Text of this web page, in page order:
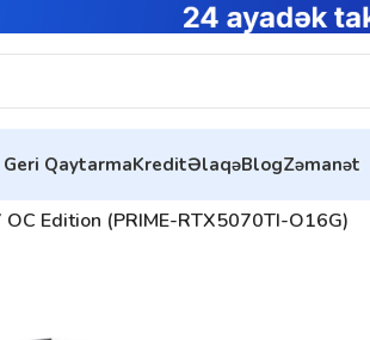
Geri QaytarmaKreditƏlaqəBlogZəmanət
Edition (PRIME-RTX5070TI-O16G)